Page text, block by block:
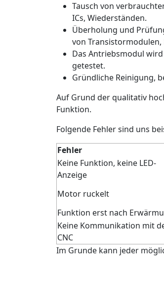
Tausch von
ICs, Wiederständen.
Überholung und
von
Das Antriebsmodul
getestet.
Gründliche Reinigung,
Auf Grund der qualitativ
Funktion.
Folgende Fehler sind uns
Fehler
Keine Funktion, keine LED-
Anzeige
Motor ruckelt
Funktion erst nach
Keine Kommunikation mit
CNC
Im Grunde kann jeder